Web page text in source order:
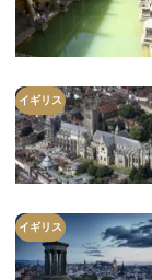
イギリス
イギリス